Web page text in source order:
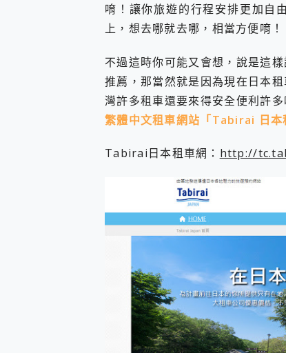
唷！讓你旅遊的行程安排更加自
上，想去哪就去哪，相當方便唷！
不過這時你可能又會想，說是這
推薦，那當然就是因為現在日本
灣許多租車還要來得安全便利許
繁體中文租車網站「Tabirai 日本
Tabirai日本租車網： http://